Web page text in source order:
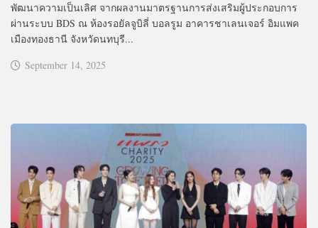
พัฒนาความเป็นเลิศ จากผลงานมาตรฐานการส่งเสริมผู้ประกอบการ
ผ่านระบบ BDS ณ ห้องรอยัลจูบิลี่ บอลรูม อาคารชาเลนเจอร์ อิมแพค
เมืองทองธานี จังหวัดนทบุรี...
September 14, 2025